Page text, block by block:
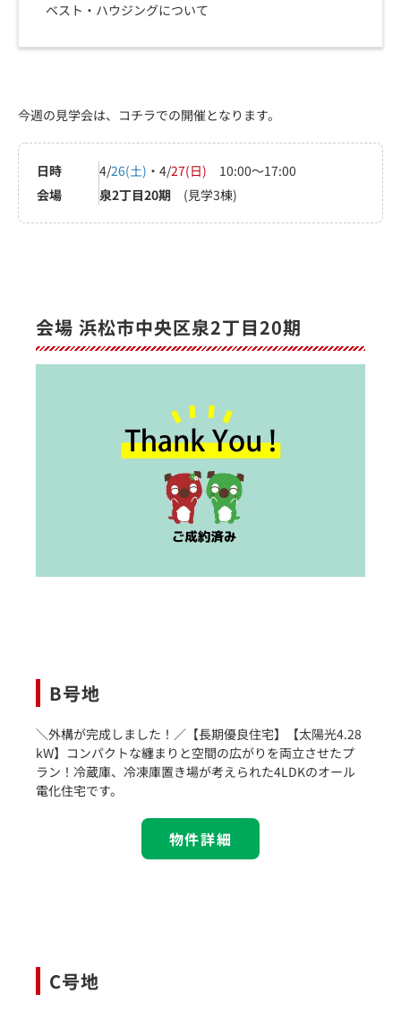
ベスト・ハウジングについて
今週の見学会は、コチラでの開催となります。
日時 4/26(土) ・4/27(日) 10:00～17:00
会場
泉2丁目20期 (見学3棟)
会場 浜松市中央区泉2丁目20期
B号地
＼外構が完成しました！／【長期優良住宅】【太陽光4.28
kW】コンパクトな纏まりと空間の広がりを両立させたプ
ラン！冷蔵庫、冷凍庫置き場が考えられた4LDKのオール
電化住宅です。
物件詳細
C号地